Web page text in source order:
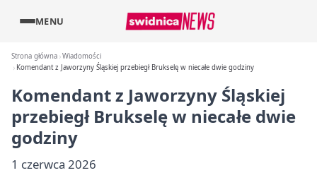
MENU
Strona główna Wiadomości
Komendant z Jaworzyny Śląskiej przebiegł Brukselę w niecałe dwie godziny
Komendant z Jaworzyny Śląskiej
przebiegł Brukselę w niecałe dwie
godziny
1 czerwca 2026